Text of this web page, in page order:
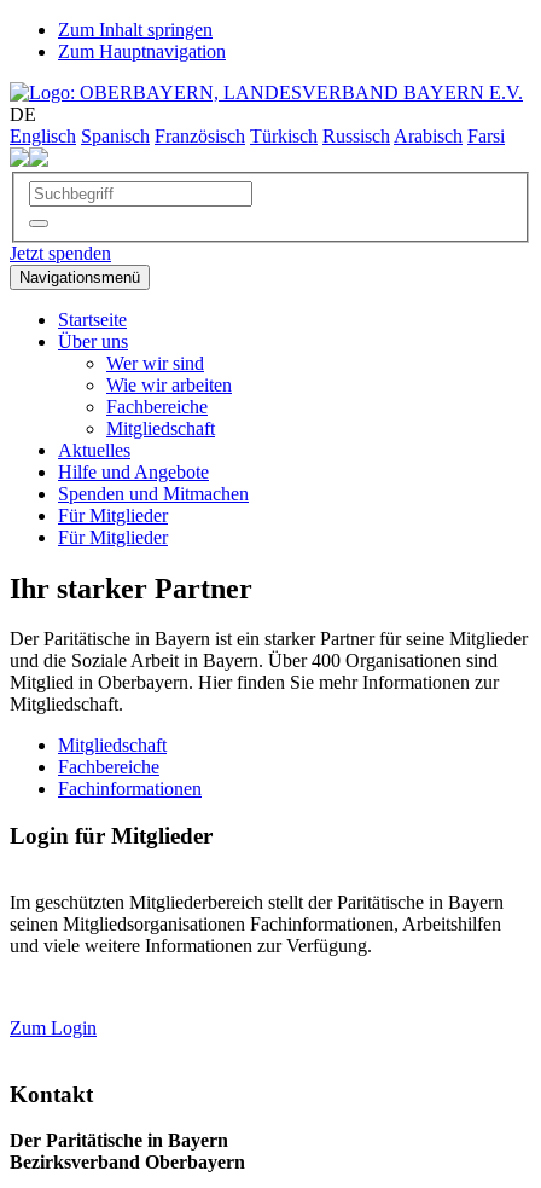
Zum Inhalt springen
Zum Hauptnavigation
DE
Englisch Spanisch Französisch Türkisch Russisch Arabisch Farsi
Jetzt spenden
Navigationsmenü
Startseite
Über uns
Wer wir sind
Wie wir arbeiten
Fachbereiche
Mitgliedschaft
Aktuelles
Hilfe und Angebote
Spenden und Mitmachen
Für Mitglieder
Für Mitglieder
Ihr starker Partner
Der Paritätische in Bayern ist ein starker Partner für seine Mitglieder
und die Soziale Arbeit in Bayern. Über 400 Organisationen sind
Mitglied in Oberbayern. Hier finden Sie mehr Informationen zur
Mitgliedschaft.
Mitgliedschaft
Fachbereiche
Fachinformationen
Login für Mitglieder
Im geschützten Mitgliederbereich stellt der Paritätische in Bayern
seinen Mitgliedsorganisationen Fachinformationen, Arbeitshilfen
und viele weitere Informationen zur Verfügung.
Zum Login
Kontakt
Der Paritätische in Bayern
Bezirksverband Oberbayern